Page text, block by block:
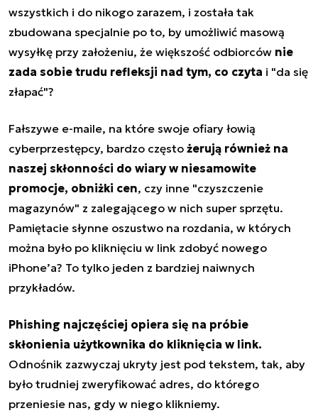
wszystkich i do nikogo zarazem, i została tak
zbudowana specjalnie po to, by umożliwić masową
wysyłkę przy założeniu, że większość odbiorców nie
zada sobie trudu refleksji nad tym, co czyta i "da się
złapać"?
Fałszywe e-maile, na które swoje ofiary łowią
cyberprzestępcy, bardzo często żerują również na
naszej skłonności do wiary w niesamowite
promocje, obniżki cen, czy inne "czyszczenie
magazynów" z zalegającego w nich super sprzętu.
Pamiętacie słynne oszustwo na rozdania, w których
można było po kliknięciu w link zdobyć nowego
iPhone’a? To tylko jeden z bardziej naiwnych
przykładów.
Phishing najczęściej opiera się na próbie
skłonienia użytkownika do kliknięcia w link.
Odnośnik zazwyczaj ukryty jest pod tekstem, tak, aby
było trudniej zweryfikować adres, do którego
przeniesie nas, gdy w niego klikniemy.